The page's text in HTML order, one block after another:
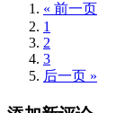
« 前一页
1
2
3
后一页 »